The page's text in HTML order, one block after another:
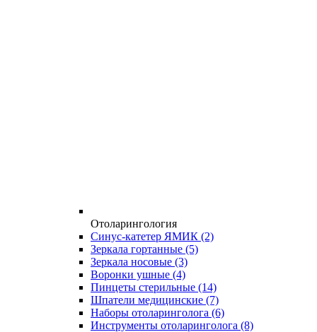
Отоларингология
Синус-катетер ЯМИК (2)
Зеркала гортанные (5)
Зеркала носовые (3)
Воронки ушные (4)
Пинцеты стерильные (14)
Шпатели медицинские (7)
Наборы отоларинголога (6)
Инструменты отоларинголога (8)